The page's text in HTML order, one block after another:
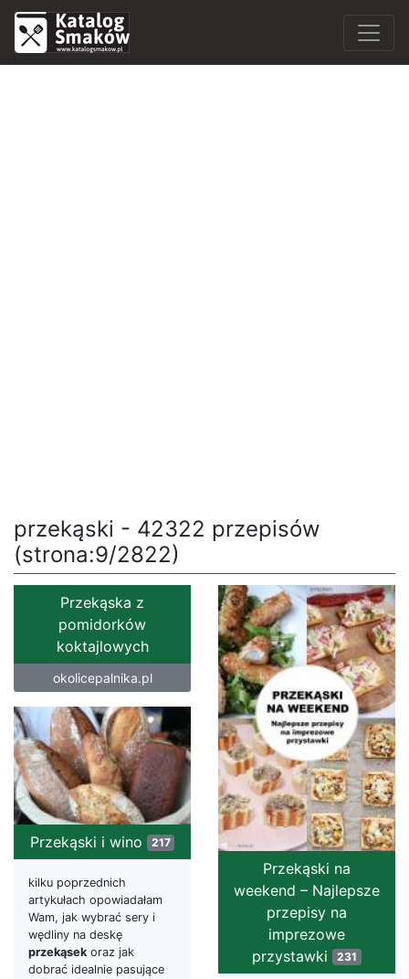
przekąski - 42322 przepisów
(strona:9/2822)
Przekąska z
pomidorków
koktajlowych
okolicepalnika.pl
Przekąski na
weekend – Najlepsze
przepisy na
imprezowe
przystawki 231
Przekąski i wino 217
kilku poprzednich
artykułach opowiadałam
Wam, jak wybrać sery i
wędliny na deskę
przekąsekoraz jak
dobrać idealnie pasujące